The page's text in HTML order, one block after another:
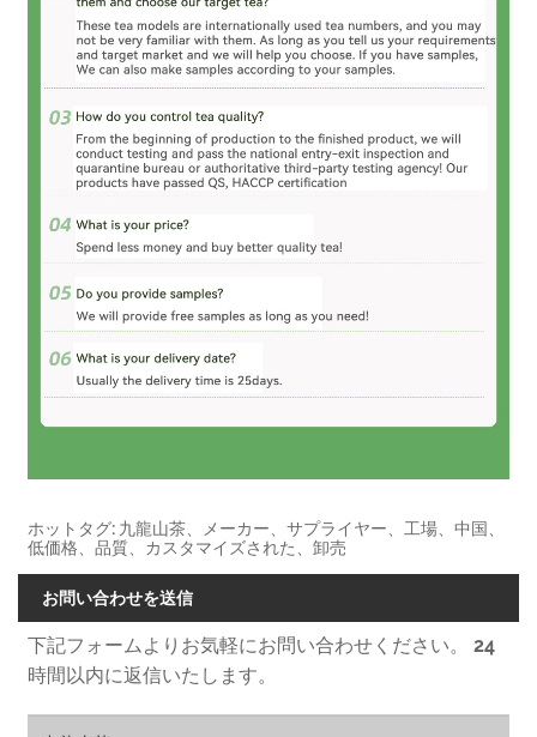
ホットタグ: 九龍山茶、メーカー、サプライヤー、工場、中国、
低価格、品質、カスタマイズされた、卸売
お問い合わせを送信
下記フォームよりお気軽にお問い合わせください。 24
時間以内に返信いたします。